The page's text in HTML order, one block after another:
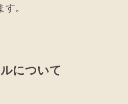
。
について